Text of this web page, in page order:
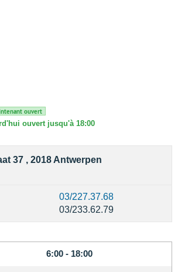
ouvert
ouvert jusqu'à 18:00
6:00 - 18:00
37 , 2018 Antwerpen
03/227.37.68
03/233.62.79